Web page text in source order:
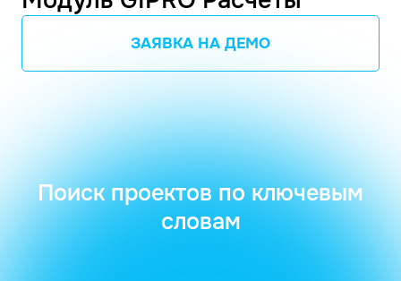
ЗАЯВКА НА ДЕМО
Поиск проектов по ключевым
словам